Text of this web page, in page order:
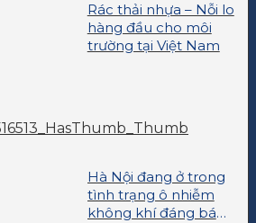
Rác thải nhựa – Nỗi lo
hàng đầu cho môi
trường tại Việt Nam
Hà Nội đang ở trong
tình trạng ô nhiễm
không khí đáng báo